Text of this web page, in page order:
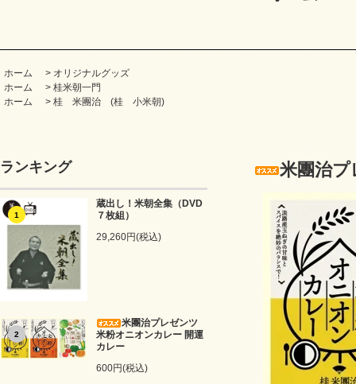
ホーム > オリジナルグッズ
ホーム
> 桂米朝一門
ホーム
> 桂 米團治 (桂 小米朝)
ランキング
1
蔵出し！米朝全集（DVD
７枚組）
29,260円(税込)
2
米團治プレゼンツ
米粉オニオンカレー 開運
カレー
600円(税込)
米團治